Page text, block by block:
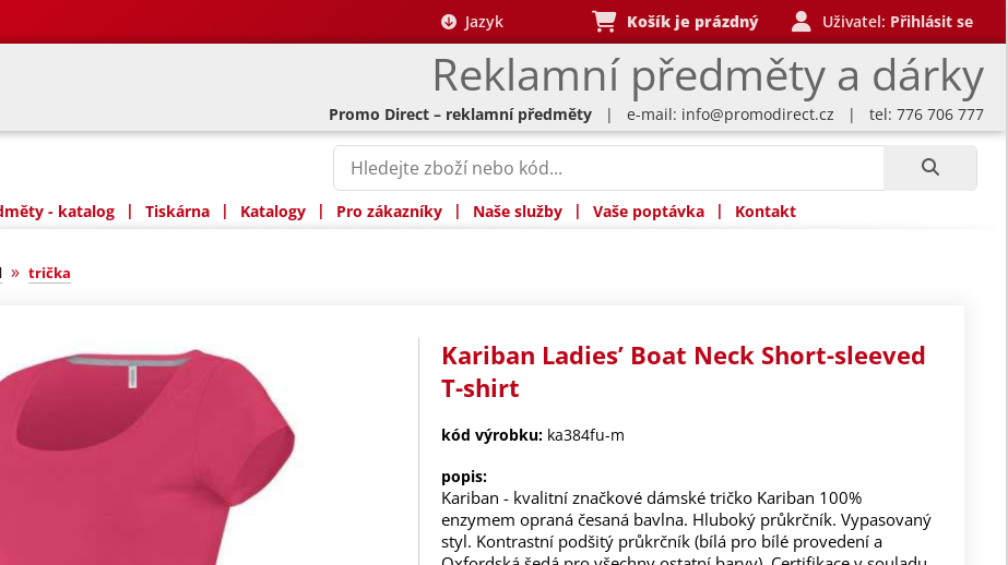
Reklamní předměty a dárky
Jazyk Košík je prázdný Uživatel: Přihlásit se
Promo Direct – reklamní předměty | e-mail: info@promodirect.cz | tel: 776 706 777
- katalog | Tiskárna | Katalogy | Pro zákazníky | Naše služby | Vaše poptávka | Kontakt
» trička
Kariban Ladies’ Boat Neck Short-sleeved
T-shirt
kód výrobku: ka384fu-m
popis:
Kariban - kvalitní značkové dámské tričko Kariban 100%
enzymem opraná česaná bavlna. Hluboký průkrčník. Vypasovaný
styl. Kontrastní podšitý průkrčník (bílá pro bílé provedení a